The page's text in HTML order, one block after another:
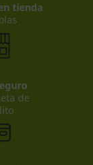
tienda
de